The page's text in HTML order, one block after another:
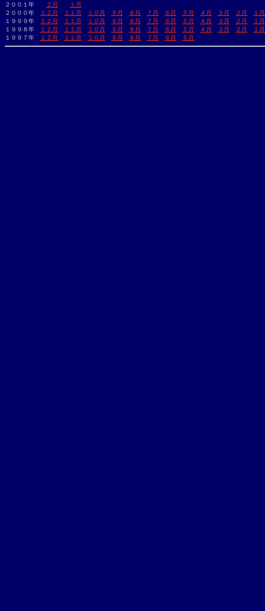
２００１年 ２月
１月
２０００年
１２月 １１月 １０月 ９月 ８月 ７月 ６月 ５月 ４月 ３月 ２月
１月
１９９９年
１２月 １１月 １０月 ９月 ８月 ７月 ６月 ５月 ４月 ３月 ２月
１月
１９９８年
１２月 １１月 １０月 ９月 ８月 ７月 ６月 ５月 ４月 ３月 ２月
１月
１９９７年
１２月 １１月 １０月 ９月 ８月 ７月 ６月 ５月